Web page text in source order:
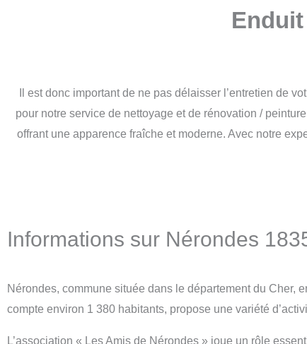
Il est donc important de ne pas délaisser l’entretien de
pour notre service de nettoyage et de rénovation /
offrant une apparence fraîche et moderne. Avec notre
Informations sur Nérondes
Nérondes, commune située dans le département du Cher,
compte environ 1 380 habitants, propose une variété
L’association « Les Amis de Nérondes » joue un rôle